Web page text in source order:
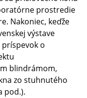
prostredie
Nakoniec, keďže
výstave
o
blindrámom,
zo stuhnutého
pod.).